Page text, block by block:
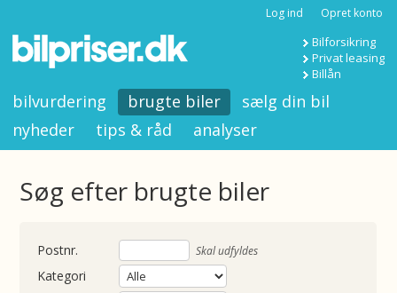
Log ind Opret konto
Bilforsikring
Privat leasing
Billån
bilvurdering brugte biler
sælg din bil
nyheder
tips & råd analyser
Søg efter brugte biler
Skal udfyldes
Kategori